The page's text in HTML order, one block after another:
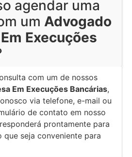
agendar uma
um Advogado
Execuções
com um de nossos
Em Execuções Bancárias,
via telefone, e-mail ou
de contato em nosso
prontamente para
que seja conveniente para